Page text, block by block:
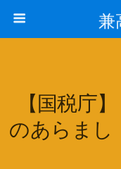
兼
【国税庁
のあらまし